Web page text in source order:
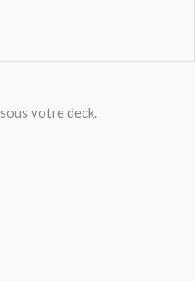
votre deck.